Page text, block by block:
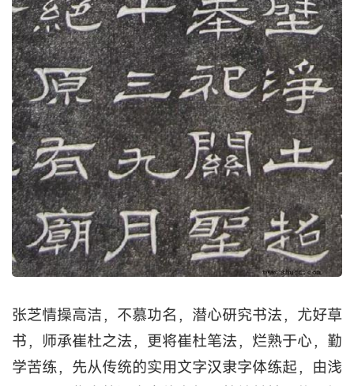
张芝情操高洁，不慕功名，潜心研究书法，尤好草
书，师承崔杜之法，更将崔杜笔法，烂熟于心，勤
学苦练，先从传统的实用文字汉隶字体练起，由浅